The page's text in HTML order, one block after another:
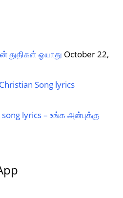
துதிகள் ஓயாது October 22,
Song lyrics
lyrics – உங்க அன்புக்கு